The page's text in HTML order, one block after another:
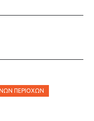
ΠΕΡΙΟΧΏΝ